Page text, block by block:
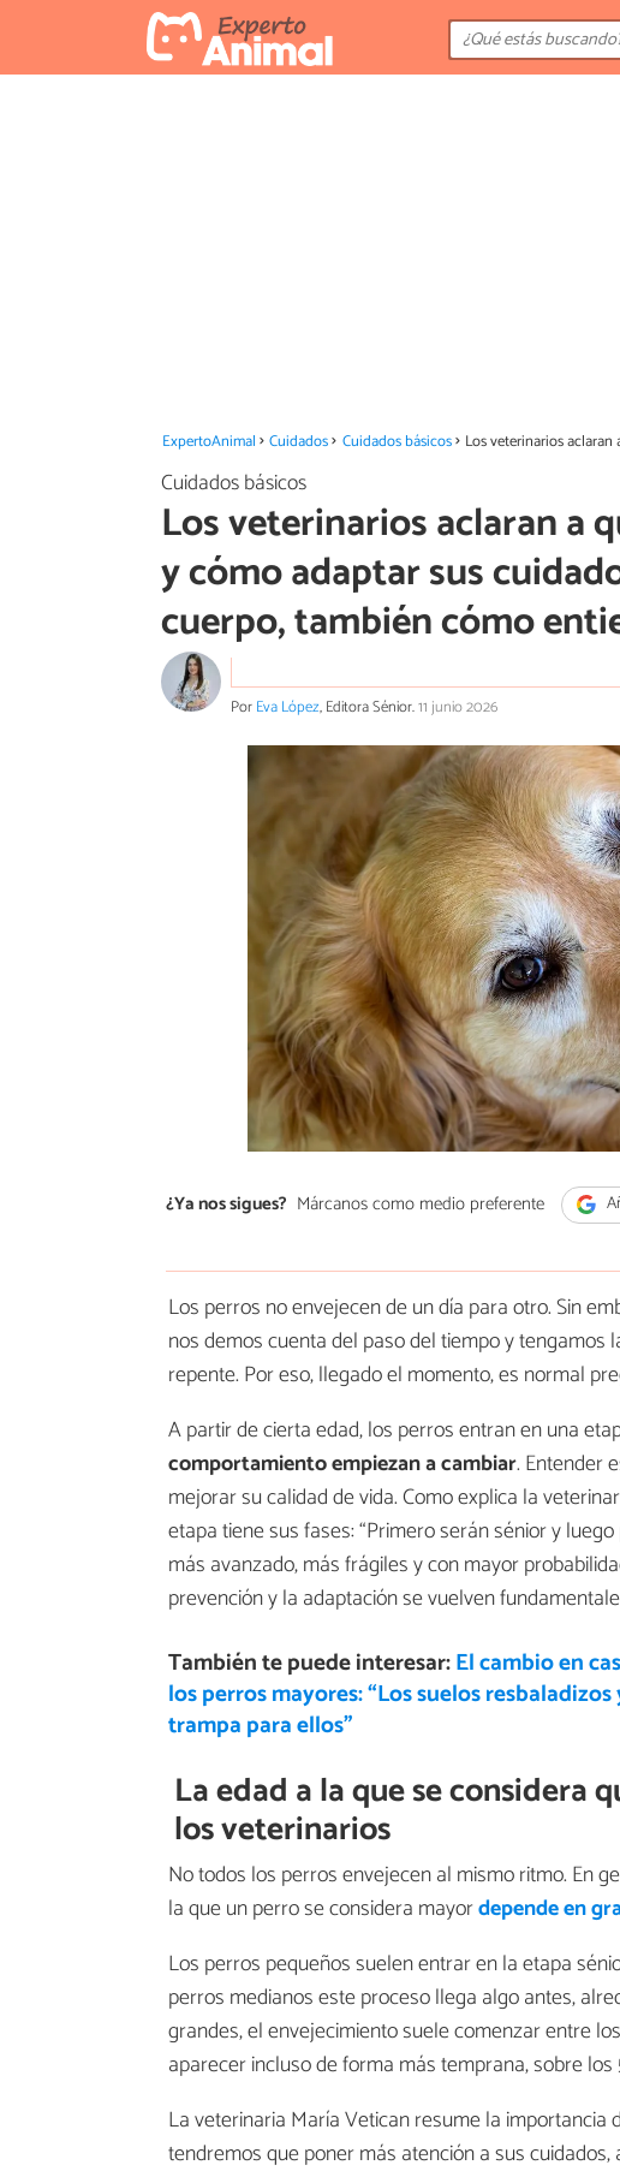
ExpertoAnimal Cuidados Cuidados básicos Los veterinarios
Cuidados básicos
Los veterinarios aclaran a
y cómo adaptar sus
cuerpo, también cómo
PorEva López, Editora Sénior.11 junio 2026
¿Ya nos sigues? Márcanos como medio preferente
Los perros no envejecen de un día para otro. Sin
nos demos cuenta del paso del tiempo y tengamos
repente. Por eso, llegado el momento, es normal
A partir de cierta edad, los perros entran en una
comportamiento empiezan a cambiar. Entender
mejorar su calidad de vida. Como explica la
etapa tiene sus fases: “Primero serán sénior y
más avanzado, más frágiles y con mayor
prevención y la adaptación se vuelven
También te puede interesar:El cambio en
los perros mayores: “Los suelos
trampa para ellos”
La edad a la que se considera
los veterinarios
No todos los perros envejecen al mismo ritmo. En
la que un perro se considera mayordepende en
Los perros pequeños suelen entrar en la etapa
perros medianos este proceso llega algo antes,
grandes, el envejecimiento suele comenzar entre
aparecer incluso de forma más temprana, sobre los
La veterinaria María Vetican resume la importancia
tendremos que poner más atención a sus